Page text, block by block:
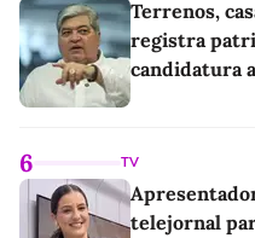
Terrenos,
registra
candidatura
6 TV
telejornal